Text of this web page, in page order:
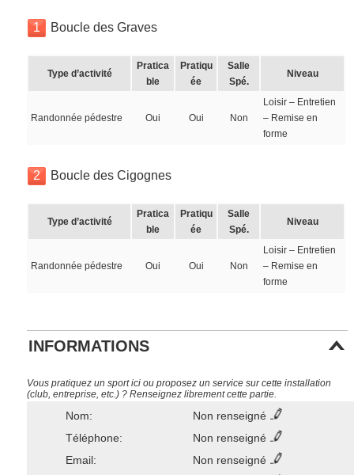
1 Boucle des Graves
Type d’activité
Pratica
ble
Pratiqu
ée
Salle
Spé.
Niveau
Randonnée pédestre Oui Oui Non
Loisir – Entretien
– Remise en
forme
2 Boucle des Cigognes
Type d’activité
Pratica
ble
Pratiqu
ée
Salle
Spé.
Niveau
Randonnée pédestre Oui Oui Non
Loisir – Entretien
– Remise en
forme
INFORMATIONS
Vous pratiquez un sport ici ou proposez un service sur cette installation
(club, entreprise, etc.) ? Renseignez librement cette partie.
Nom:
Non renseigné
Téléphone:
Non renseigné
Email:
Non renseigné